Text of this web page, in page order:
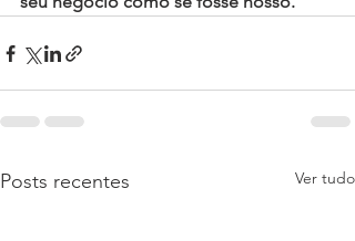
Posts recentes Ver tudo